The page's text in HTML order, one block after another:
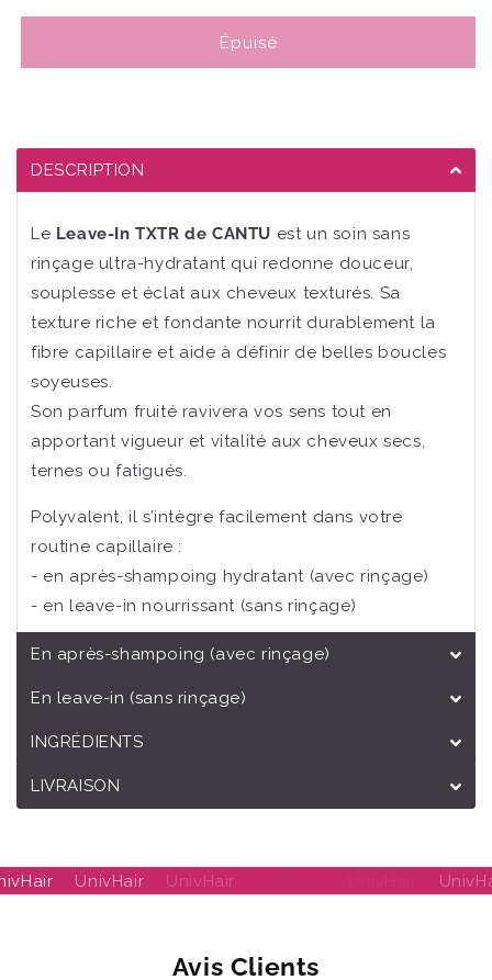
Cantu
Cantu
Épuisé
DESCRIPTION
Le Leave-In TXTR de CANTU est un soin sans
rinçage ultra-hydratant qui redonne douceur,
souplesse et éclat aux cheveux texturés. Sa
texture riche et fondante nourrit durablement la
fibre capillaire et aide à définir de belles boucles
soyeuses.
Son parfum fruité ravivera vos sens tout en
apportant vigueur et vitalité aux cheveux secs,
ternes ou fatigués.
Polyvalent, il s’intègre facilement dans votre
routine capillaire :
- en après-shampoing hydratant (avec rinçage)
- en leave-in nourrissant (sans rinçage)
En après-shampoing (avec rinçage)
En leave-in (sans rinçage)
INGRÉDIENTS
LIVRAISON
UnivHair UnivHair
Avis Clients